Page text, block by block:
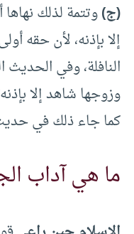
(ج)وتتمة لذلك
إلا بإذنه، لأن حقه
النافلة، وفي الحديث
وزوجها شاهد إلا
كما جاء ذلك في
ما هي آداب